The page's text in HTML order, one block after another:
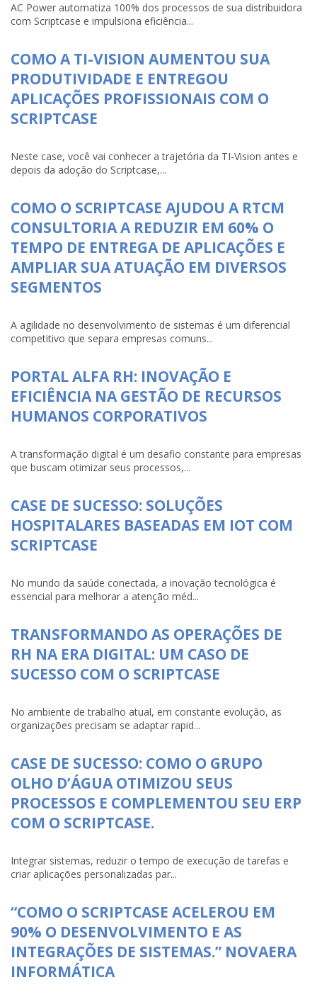
AC Power automatiza 100% dos processos de sua distribuidora
com Scriptcase e impulsiona eficiência...
COMO A TI-VISION AUMENTOU SUA
PRODUTIVIDADE E ENTREGOU
APLICAÇÕES PROFISSIONAIS COM O
SCRIPTCASE
Neste case, você vai conhecer a trajetória da TI-Vision antes e
depois da adoção do Scriptcase,...
COMO O SCRIPTCASE AJUDOU A RTCM
CONSULTORIA A REDUZIR EM 60% O
TEMPO DE ENTREGA DE APLICAÇÕES E
AMPLIAR SUA ATUAÇÃO EM DIVERSOS
SEGMENTOS
A agilidade no desenvolvimento de sistemas é um diferencial
competitivo que separa empresas comuns...
PORTAL ALFA RH: INOVAÇÃO E
EFICIÊNCIA NA GESTÃO DE RECURSOS
HUMANOS CORPORATIVOS
A transformação digital é um desafio constante para empresas
que buscam otimizar seus processos,...
CASE DE SUCESSO: SOLUÇÕES
HOSPITALARES BASEADAS EM IOT COM
SCRIPTCASE
No mundo da saúde conectada, a inovação tecnológica é
essencial para melhorar a atenção méd...
TRANSFORMANDO AS OPERAÇÕES DE
RH NA ERA DIGITAL: UM CASO DE
SUCESSO COM O SCRIPTCASE
No ambiente de trabalho atual, em constante evolução, as
organizações precisam se adaptar rapid...
CASE DE SUCESSO: COMO O GRUPO
OLHO D’ÁGUA OTIMIZOU SEUS
PROCESSOS E COMPLEMENTOU SEU ERP
COM O SCRIPTCASE.
Integrar sistemas, reduzir o tempo de execução de tarefas e
criar aplicações personalizadas par...
“COMO O SCRIPTCASE ACELEROU EM
90% O DESENVOLVIMENTO E AS
INTEGRAÇÕES DE SISTEMAS.” NOVAERA
INFORMÁTICA